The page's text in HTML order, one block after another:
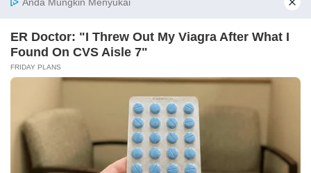
Email
Daftar
Tentang Katadata Advertising Karier
Kebijakan Privasi
Disclaimer
©2026 Katadata. Hak cipta dilindungi Undang-undang.